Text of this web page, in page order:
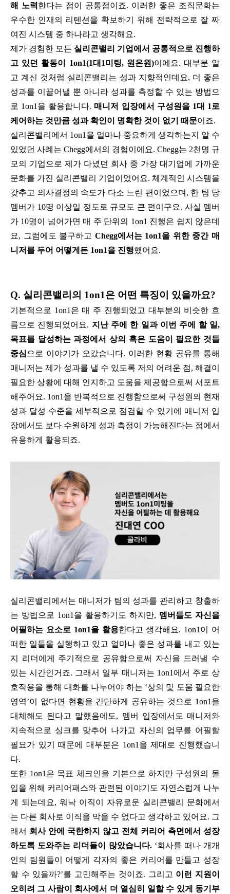
해 노력한다는 점이 공통점이죠. 이러한 좋은 조직문화는
우수한 인재의 리텐션을 확보하기 위해 전략적으로 잘 짜
여진 시스템 중 하나라고 생각해요.
제가 경험한 모든 실리콘밸리 기업에서 공통적으로 진행하
고 있던 활동이 1on1(1대1미팅, 원온원)이에요. 대부분 알
고 계신 것처럼 실리콘밸리는 성과 지향적인데요, 더 좋은
성과를 이끌어낼 뿐 아니라 성과를 측정할 수 있는 방법으
로 1on1을 활용합니다. 매니저 입장에서 구성원을 1대 1로
케어하는 것만큼 성과 확인이 명확한 것이 없기 때문이죠.
실리콘밸리에서 1on1을 얼마나 중요하게 생각하는지 알 수
있었던 사례는 Chegg에서의 경험이에요. Chegg는 2천명 규
모의 기업으로 제가 다녔던 회사 중 가장 대기업에 가까운
문화를 가진 실리콘밸리 기업이었어요. 체계적인 시스템을
갖추고 의사결정의 속도가 다소 느린 편이었으며, 한 팀 당
멤버가 10명 이상일 정도로 규모도 큰 편이구요. 사실 멤버
가 10명이 넘어가면 매 주 단위의 1on1 진행은 쉽지 않은데
요, 그럼에도 불구하고 Chegg에서는 1on1을 위한 중간 매
니저를 두어 어떻게든 1on1을 진행했어요.
Q. 실리콘밸리의 1on1은 어떤 특징이 있을까요?
기본적으로 1on1은 매 주 진행되었고 대부분의 비슷한 흐
름으로 진행되었어요. 지난 주에 한 일과 이번 주에 할 일,
목표를 달성하는 과정에서 상의 혹은 도움이 필요한 것들
중심 으로 이야기가 오갔습니다. 이러한 현황 공유를 통해
매니저는 제가 성과를 낼 수 있도록 저의 어려운 점, 해결이
필요한 상황에 대해 인지하고 도움을 제공함으로써 서포트
해주어요. 1on1을 반복적으로 진행함으로써 구성원의 현재
성과 달성 수준을 세부적으로 점검할 수 있기에 매니저 입
장에서도 보다 수월하게 성과 측정이 가능해진다는 점에서
유용하게 활용되죠.
실리콘밸리에서는 매니저가 팀의 성과를 관리하고 창출하
는 방법으로 1on1을 활용하기도 하지만, 멤버들도 자신을
어필하는 요소로 1on1을 활용한다고 생각해요. 1on1이 어
떠한 일들을 실행하고 있고 얼마나 좋은 성과를 내고 있는
지 리더에게 주기적으로 공유함으로써 자신을 드러낼 수
있는 시간인거죠. 그래서 일부 매니저는 1on1에서 주로 상
호작용을 통해 대화를 나누어야 하는 ‘상의 및 도움 필요한
영역’이 없다면 현황을 간단하게 공유하는 것으로 1on1을
대체해도 된다고 말했음에도, 멤버 입장에서도 매니저와
지속적으로 싱크를 맞추어 나가고 자신의 업무를 어필할
필요가 있기 때문에 대부분은 1on1을 제대로 진행했습니
다.
또한 1on1은 목표 체크인을 기본으로 하지만 구성원의 몰
입을 위해 커리어패스와 관련된 이야기도 자연스럽게 나누
게 되는데요, 워낙 이직이 자유로운 실리콘밸리 문화에서
는 다른 회사로 이직을 막을 수 없다고 생각하고 있어요. 그
래서 회사 안에 국한하지 않고 전체 커리어 측면에서 성장
하도록 도와주는 리더들이 많았습니다.‘회사를 떠나 개개
인의 팀원들이 어떻게 각자의 좋은 커리어를 만들고 성장
할 수 있을까?’를 고민해주는 것이죠. 그리고 이런 지원이
오히려 그 사람이 회사에서 더 열심히 일할 수 있게 동기부